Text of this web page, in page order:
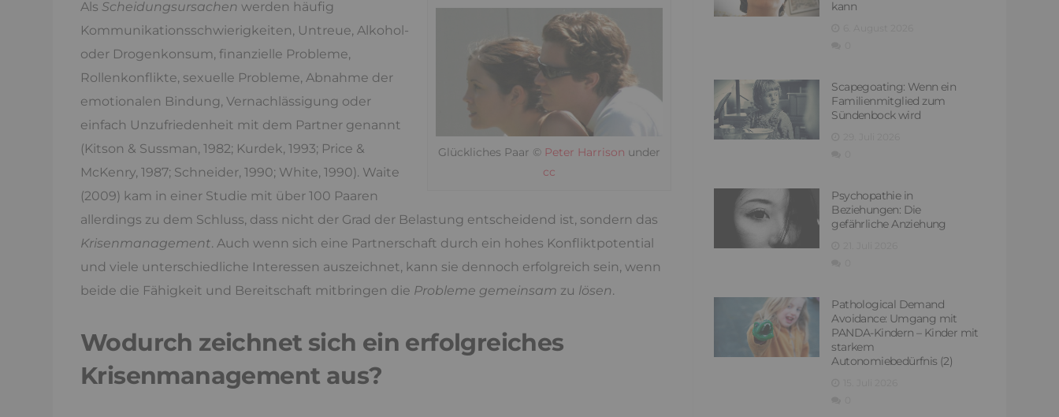
Glückliches Paar © Peter Harrison under
cc
Als Scheidungsursachen werden häufig
Kommunikationsschwierigkeiten, Untreue, Alkohol-
oder Drogenkonsum, finanzielle Probleme,
Rollenkonflikte, sexuelle Probleme, Abnahme der
emotionalen Bindung, Vernachlässigung oder
einfach Unzufriedenheit mit dem Partner genannt
(Kitson & Sussman, 1982; Kurdek, 1993; Price &
McKenry, 1987; Schneider, 1990; White, 1990). Waite
(2009) kam in einer Studie mit über 100 Paaren
allerdings zu dem Schluss, dass nicht der Grad der Belastung entscheidend ist, sondern das
Krisenmanagement. Auch wenn sich eine Partnerschaft durch ein hohes Konfliktpotential
und viele unterschiedliche Interessen auszeichnet, kann sie dennoch erfolgreich sein, wenn
beide die Fähigkeit und Bereitschaft mitbringen die Probleme gemeinsam zu lösen.
Wodurch zeichnet sich ein erfolgreiches
Krisenmanagement aus?
kann
Scapegoating: Wenn ein
Familienmitglied zum
Sündenbock wird
Psychopathie in
Beziehungen: Die
gefährliche Anziehung
Pathological Demand
Avoidance: Umgang mit
PANDA-Kindern – Kinder mit
starkem
Autonomiebedürfnis (2)